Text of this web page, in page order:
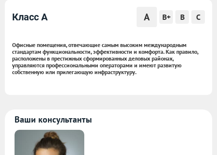
Класс A A B+ B C
Офисные помещения, отвечающие самым высоким международным
стандартам функциональности, эффективности и комфорта. Как правило,
расположены в престижных сформированных деловых районах,
управляются профессиональными операторами и имеют развитую
собственную или прилегающую инфраструктуру.
Ваши консультанты